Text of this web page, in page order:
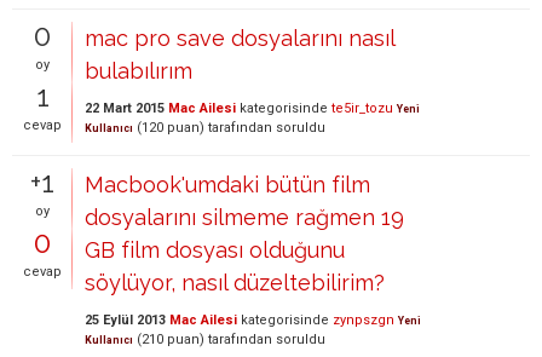
0
oy
1
cevap
mac pro save dosyalarını nasıl
bulabılırım
22 Mart 2015 Mac Ailesi kategorisinde te5ir_tozu Yeni
Kullanıcı (120 puan) tarafından soruldu
+1
oy
0
cevap
Macbook'umdaki bütün film
dosyalarını silmeme rağmen 19
GB film dosyası olduğunu
söylüyor, nasıl düzeltebilirim?
25 Eylül 2013 Mac Ailesi kategorisinde zynpszgn Yeni
Kullanıcı (210 puan) tarafından soruldu